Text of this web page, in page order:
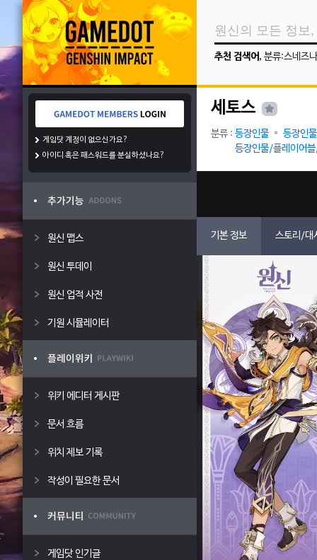
게임닷 계정이 없으신가요?
아이디 혹은 패스워드를 분실하셨나요?
원신 맵스
원신 투데이
원신 업적 사전
기원 시뮬레이터
위키 에디터 게시판
문서 흐름
위치 제보 기록
작성이 필요한 문서
게임닷 인기글
추천 검색어 , 분류:스네즈
세토스
분류 : 등장인물 등장인
등장인물/플레이어
기본 정보 스토리/대